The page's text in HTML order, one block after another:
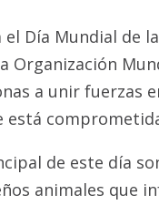
Día Mundial de
a unir fuerzas
está
de este día
animales que